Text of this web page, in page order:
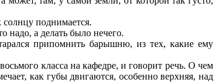
поднимается.
надо, а делать было нечего.
припомнить барышню, из тех, какие ему
класса на кафедре, и говорит речь. О чем
как губы двигаются, особенно верхняя, над